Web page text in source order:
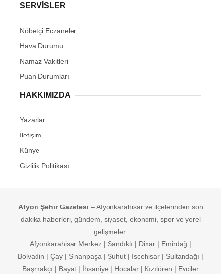
SERVİSLER
Nöbetçi Eczaneler
Hava Durumu
Namaz Vakitleri
Puan Durumları
HAKKIMIZDA
Yazarlar
İletişim
Künye
Gizlilik Politikası
Afyon Şehir Gazetesi – Afyonkarahisar ve ilçelerinden son
dakika haberleri, gündem, siyaset, ekonomi, spor ve yerel
gelişmeler.
Afyonkarahisar Merkez | Sandıklı | Dinar | Emirdağ |
Bolvadin | Çay | Sinanpaşa | Şuhut | İscehisar | Sultandağı |
Başmakçı | Bayat | İhsaniye | Hocalar | Kızılören | Evciler